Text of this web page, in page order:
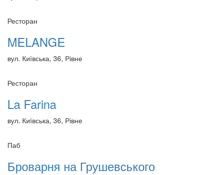
Ресторан
MELANGE
вул. Київська, 36, Рівне
Ресторан
La Farina
вул. Київська, 36, Рівне
Паб
Броварня на Грушевського